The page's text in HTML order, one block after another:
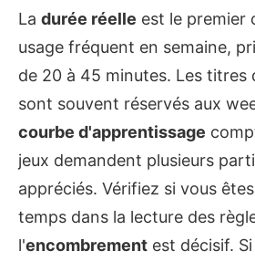
La durée réelle est le premier
usage fréquent en semaine,
de 20 à 45 minutes. Les titres
sont souvent réservés aux
courbe d'apprentissage
jeux demandent plusieurs
appréciés. Vérifiez si vous
temps dans la lecture des
l'encombrement est décisif.